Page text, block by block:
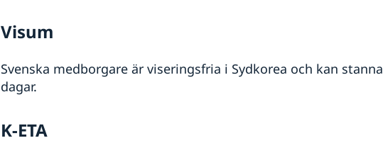
Visum
Svenska medborgare är viseringsfria i Sydkorea och kan
dagar.
K-ETA